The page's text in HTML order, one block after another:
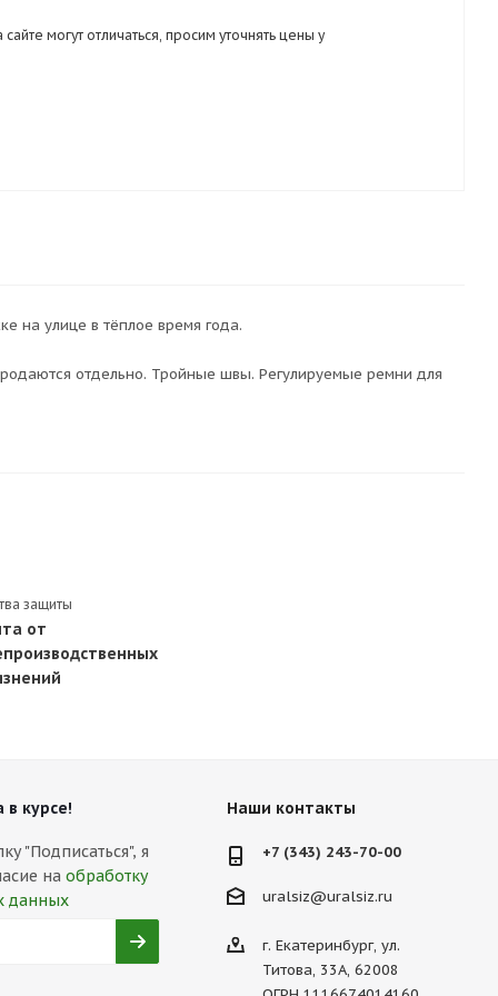
могут отличаться, просим уточнять цены у
на улице в тёплое время года.
отдельно. Тройные швы. Регулируемые ремни для
защиты
от
в курсе!
"Подписаться", я
на обработку
данных
Наши контакты
+7 (343) 243-70-00
uralsiz@uralsiz.ru
г. Екатеринбург, ул.
Титова, 33А, 62008